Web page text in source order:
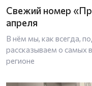
Свежий номер
апреля
В нём мы, как всегда,
рассказываем о самых
регионе